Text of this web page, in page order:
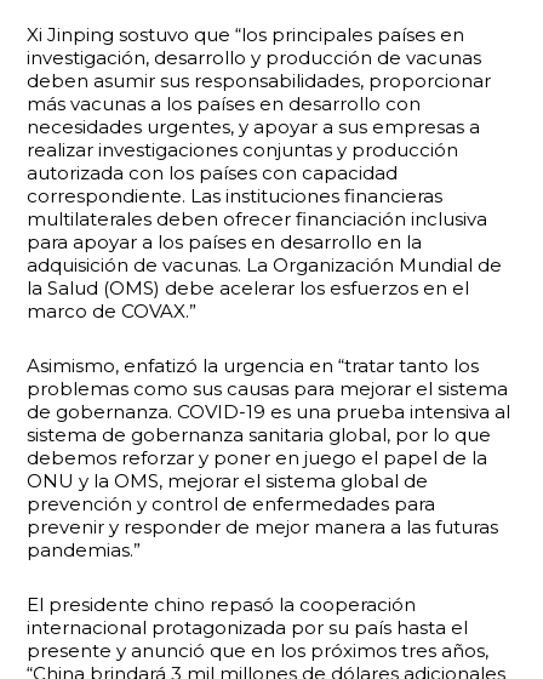
Xi Jinping sostuvo que “los principales países en
investigación, desarrollo y producción de vacunas
deben asumir sus responsabilidades, proporcionar
más vacunas a los países en desarrollo con
necesidades urgentes, y apoyar a sus empresas a
realizar investigaciones conjuntas y producción
autorizada con los países con capacidad
correspondiente. Las instituciones financieras
multilaterales deben ofrecer financiación inclusiva
para apoyar a los países en desarrollo en la
adquisición de vacunas. La Organización Mundial de
la Salud (OMS) debe acelerar los esfuerzos en el
marco de COVAX.”
Asimismo, enfatizó la urgencia en “tratar tanto los
problemas como sus causas para mejorar el sistema
de gobernanza. COVID-19 es una prueba intensiva al
sistema de gobernanza sanitaria global, por lo que
debemos reforzar y poner en juego el papel de la
ONU y la OMS, mejorar el sistema global de
prevención y control de enfermedades para
prevenir y responder de mejor manera a las futuras
pandemias.”
El presidente chino repasó la cooperación
internacional protagonizada por su país hasta el
presente y anunció que en los próximos tres años,
“China brindará 3 mil millones de dólares adicionales